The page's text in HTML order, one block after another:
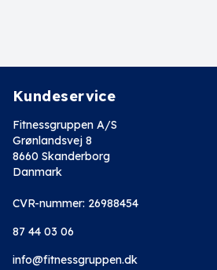
Kundeservice
Fitnessgruppen A/S
Grønlandsvej 8
8660 Skanderborg
Danmark
CVR-nummer: 26988454
87 44 03 06
info@fitnessgruppen.dk